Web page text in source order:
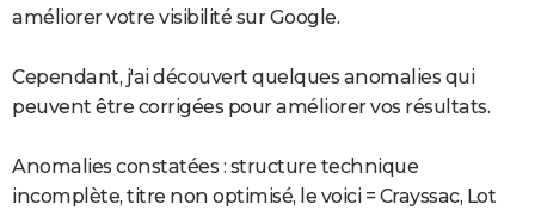
améliorer votre visibilité sur Google.
Cependant, j'ai découvert quelques anomalies qui
peuvent être corrigées pour améliorer vos résultats.
Anomalies constatées : structure technique
incomplète, titre non optimisé, le voici = Crayssac, Lot